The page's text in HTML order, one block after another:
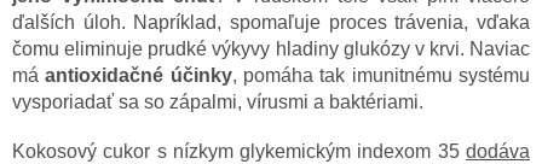
ďalších úloh. Napríklad, spomaľuje proces trávenia, vďaka
čomu eliminuje prudké výkyvy hladiny glukózy v krvi. Naviac
máantioxidačné účinky, pomáha tak imunitnému systému
vysporiadať sa so zápalmi, vírusmi a baktériami.
Kokosový cukor s nízkym glykemickým indexom 35 dodáva